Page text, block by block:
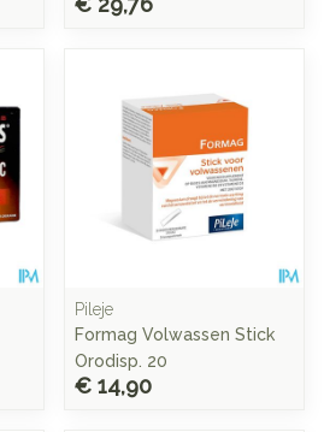
Pileje
Formag Volwassen Stick
Orodisp. 20
€ 14,90